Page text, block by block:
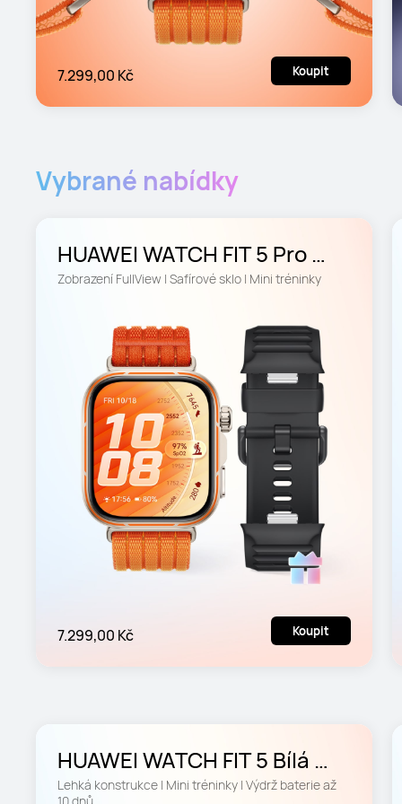
7.299,00 Kč Koupit
Vybrané nabídky
HUAWEI WATCH FIT 5 Pro
Oranžová Barevná edice
Zobrazení FullView | Safírové sklo | Mini tréninky
7.299,00 Kč Koupit
HUAWEI WATCH FIT 5 Bílá
Barevná edice
Lehká konstrukce | Mini tréninky | Výdrž baterie až